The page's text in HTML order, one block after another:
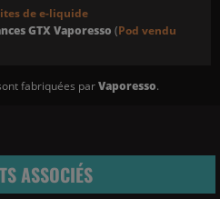
de e-liquide
GTX Vaporesso (Pod vendu
fabriquées parVaporesso.
ASSOCIÉS